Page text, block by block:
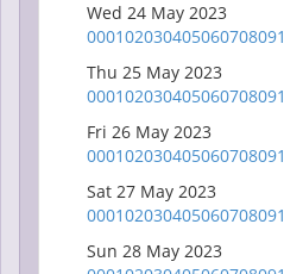
Wed 24 May 2023
00010203040506070809
Thu 25 May 2023
00010203040506070809
Fri 26 May 2023
00010203040506070809
Sat 27 May 2023
00010203040506070809
Sun 28 May 2023